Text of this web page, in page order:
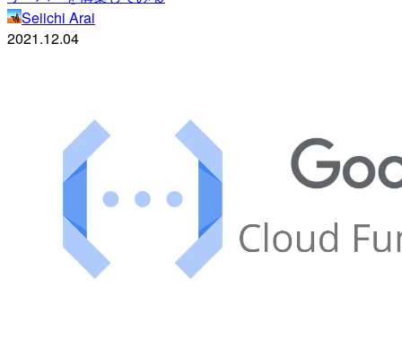
Seiichi Arai
2021.12.04